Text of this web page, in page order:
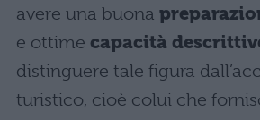
avere una buona
e ottime capacità
distinguere tale figura
turistico, cioè colui che